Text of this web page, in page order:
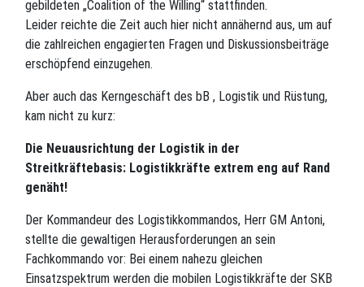
gebildeten „Coalition of the Willing“ stattfinden.
Leider reichte die Zeit auch hier nicht annähernd aus, um auf
die zahlreichen engagierten Fragen und Diskussionsbeiträge
erschöpfend einzugehen.
Aber auch das Kerngeschäft des bB , Logistik und Rüstung,
kam nicht zu kurz:
Die Neuausrichtung der Logistik in der
Streitkräftebasis: Logistikkräfte extrem eng auf Rand
genäht!
Der Kommandeur des Logistikkommandos, Herr GM Antoni,
stellte die gewaltigen Herausforderungen an sein
Fachkommando vor: Bei einem nahezu gleichen
Einsatzspektrum werden die mobilen Logistikkräfte der SKB